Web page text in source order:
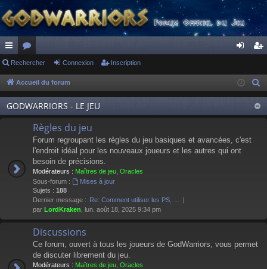
ac
co
ur
ci
or
u
m
s
ne
xi
on
cri
pti
on
Rechercher Connexion Inscription
Accueil du forum
GODWARRIORS - LE JEU
Règles du jeu
Forum regroupant les règles du jeu basiques et avancées, c'est
l'endroit idéal pour les nouveaux joueurs et les autres qui ont
besoin de précisions.
Modérateurs : Maîtres de jeu Oracles
Sous-forum :
Mises à jour
Sujets : 188
Dernier message : Re: Comment utiliser les PS, …
par LordKraken , lun. août 18, 2025 9:34 pm
Discussions
Ce forum, ouvert à tous les joueurs de GodWarriors, vous permet
de discuter librement du jeu.
Modérateurs : Maîtres de jeu Oracles